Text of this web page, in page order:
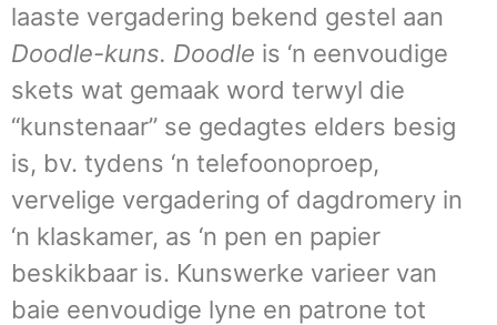
laaste vergadering bekend gestel aan
Doodle-kuns. Doodle is ‘n eenvoudige
skets wat gemaak word terwyl die
“kunstenaar” se gedagtes elders besig
is, bv. tydens ‘n telefoonoproep,
vervelige vergadering of dagdromery in
‘n klaskamer, as ‘n pen en papier
beskikbaar is. Kunswerke varieer van
baie eenvoudige lyne en patrone tot